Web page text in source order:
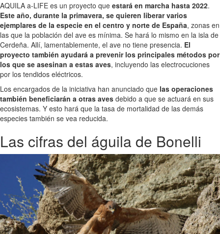
AQUILA a-LIFE es un proyecto que estará en marcha hasta 2022.
Este año, durante la primavera, se quieren liberar varios
ejemplares de la especie en el centro y norte de España, zonas en
las que la población del ave es mínima. Se hará lo mismo en la isla de
Cerdeña. Allí, lamentablemente, el ave no tiene presencia. El
proyecto también ayudará a prevenir los principales métodos por
los que se asesinan a estas aves, incluyendo las electrocuciones
por los tendidos eléctricos.
Los encargados de la iniciativa han anunciado que las operaciones
también beneficiarán a otras aves debido a que se actuará en sus
ecosistemas. Y esto hará que la tasa de mortalidad de las demás
especies también se vea reducida.
Las cifras del águila de Bonelli